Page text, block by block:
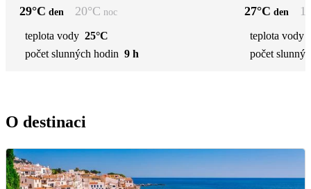
29°C den 20°C noc
teplota vody 25°C
počet slunných hodin 9 h
27°C den
teplota vody
počet
O destinaci